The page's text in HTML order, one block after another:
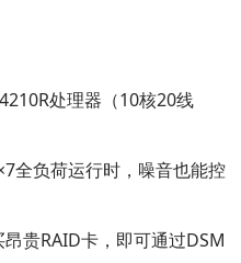
处理器（10核20线
全负荷运行时，噪音也能控
贵RAID卡，即可通过DSM